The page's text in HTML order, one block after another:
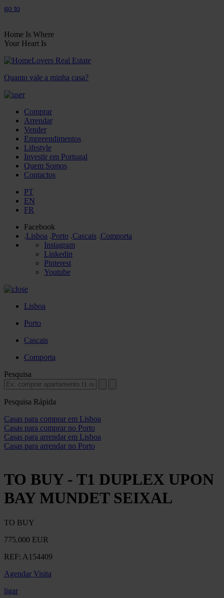
go to
Home Is Where
Your Heart Is
Quanto vale a minha casa?
Comprar
Arrendar
Vender
Empreendimentos
Lifestyle
Investir em Portugal
Quem Somos
Contactos
PT
EN
FR
Facebook
.Lisboa .Porto .Cascais .Comporta
Instagram
Linkedin
Pinterest
Youtube
Lisboa
Porto
Cascais
Comporta
Pesquisa
Pesquisa Rápida
Casas para comprar em Lisboa
Casas para comprar no Porto
Casas para arrendar em Lisboa
Casas para arrendar no Porto
TO BUY - T1 DUPLEX UPON
BAY MUNDET SEIXAL
TO BUY
775.000 EUR
REF: A154409
Agendar Visita
ligar